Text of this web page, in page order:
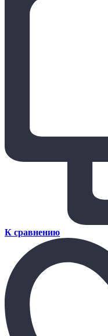
К сравнению